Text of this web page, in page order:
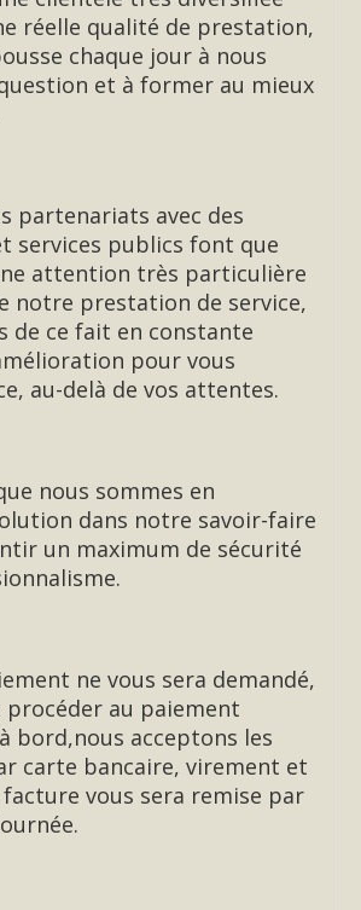
réelle qualité de prestation,
chaque jour à nous
et à former au mieux
partenariats avec des
services publics font que
attention très particulière
notre prestation de service,
de ce fait en constante
pour vous
au-delà de vos attentes.
nous sommes en
dans notre savoir-faire
un maximum de sécurité
ne vous sera demandé,
au paiement
bord,nous acceptons les
carte bancaire, virement et
facture vous sera remise par